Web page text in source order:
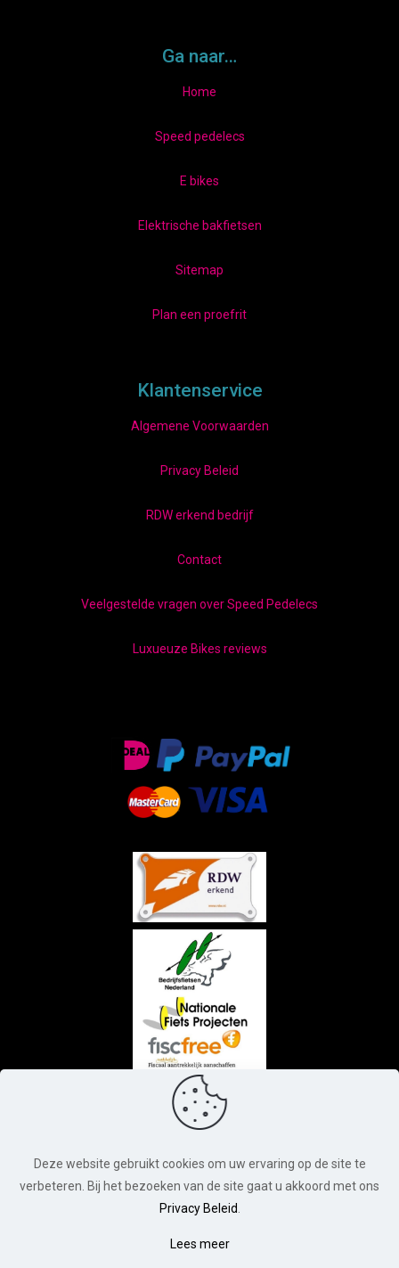
Ga naar…
Home
Speed pedelecs
E bikes
Elektrische bakfietsen
Sitemap
Plan een proefrit
Klantenservice
Algemene Voorwaarden
Privacy Beleid
RDW erkend bedrijf
Contact
Veelgestelde vragen over Speed Pedelecs
Luxueuze Bikes reviews
© Luxueuze Bikes. Alle rechten voorbehouden. 2026 |
Chuck's Webdesign
Deze website gebruikt cookies om uw ervaring op de site te
verbeteren. Bij het bezoeken van de site gaat u akkoord met ons
Privacy Beleid
Lees meer